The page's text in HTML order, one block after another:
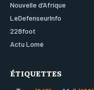
Nouvelle d’Afrique
LeDefenseurInfo
228foot
Actu Lomé
ÉTIQUETTES